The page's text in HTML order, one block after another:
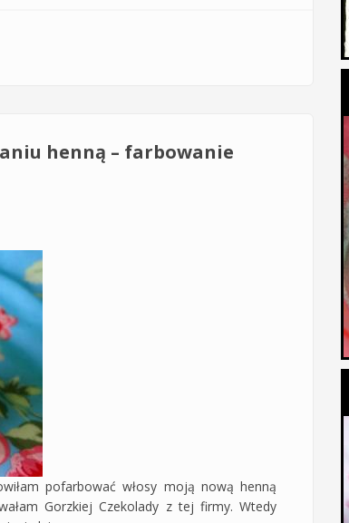
- odcień 3.7 ciemny czekoladowy brąz - Czyli
w jednym
henną – farbowanie
pofarbować włosy moją nową henną
Gorzkiej Czekolady z tej firmy. Wtedy